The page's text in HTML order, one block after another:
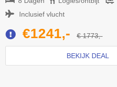
Inclusief vlucht
€1241,- € 1773,-
BEKIJK DEAL